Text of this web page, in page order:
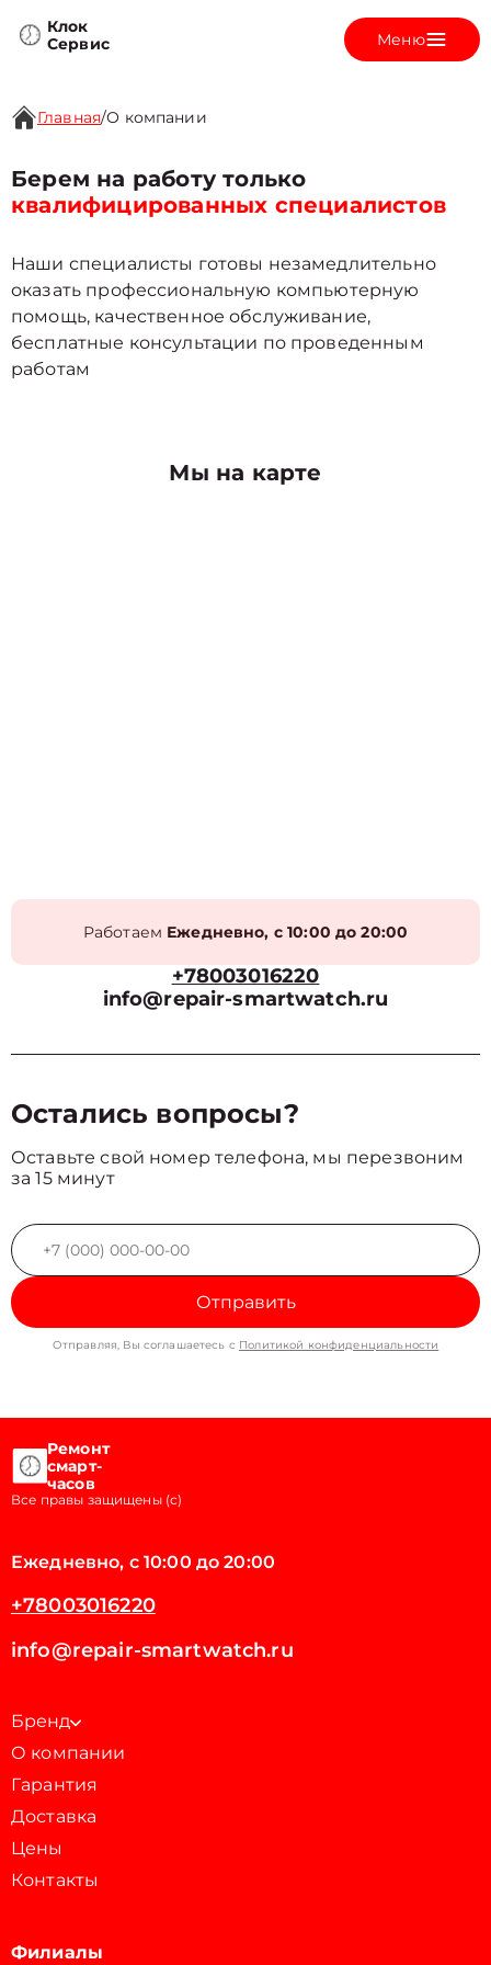
Клок
Сервис
Меню
Главная/О компании
Берем на работу только
квалифицированных специалистов
Наши специалисты готовы незамедлительно
оказать профессиональную компьютерную
помощь, качественное обслуживание,
бесплатные консультации по проведенным
работам
Мы на карте
Работаем Ежедневно, с 10:00 до 20:00
+78003016220
info@repair-smartwatch.ru
Остались вопросы?
Оставьте свой номер телефона, мы перезвоним
за 15 минут
Отправить
Отправляя, Вы соглашаетесь с Политикой конфиденциальности
Ремонт
смарт-
часов
Все правы защищены (с)
Ежедневно, с 10:00 до 20:00
+78003016220
info@repair-smartwatch.ru
Бренд
О компании
Гарантия
Доставка
Цены
Контакты
Филиалы